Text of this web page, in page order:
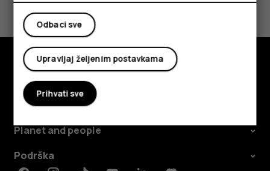
Da Ne
Istražite
O kompaniji
Planet and people
Podrška
Odbaci sve
Upravljaj željenim postavkama
Prihvati sve